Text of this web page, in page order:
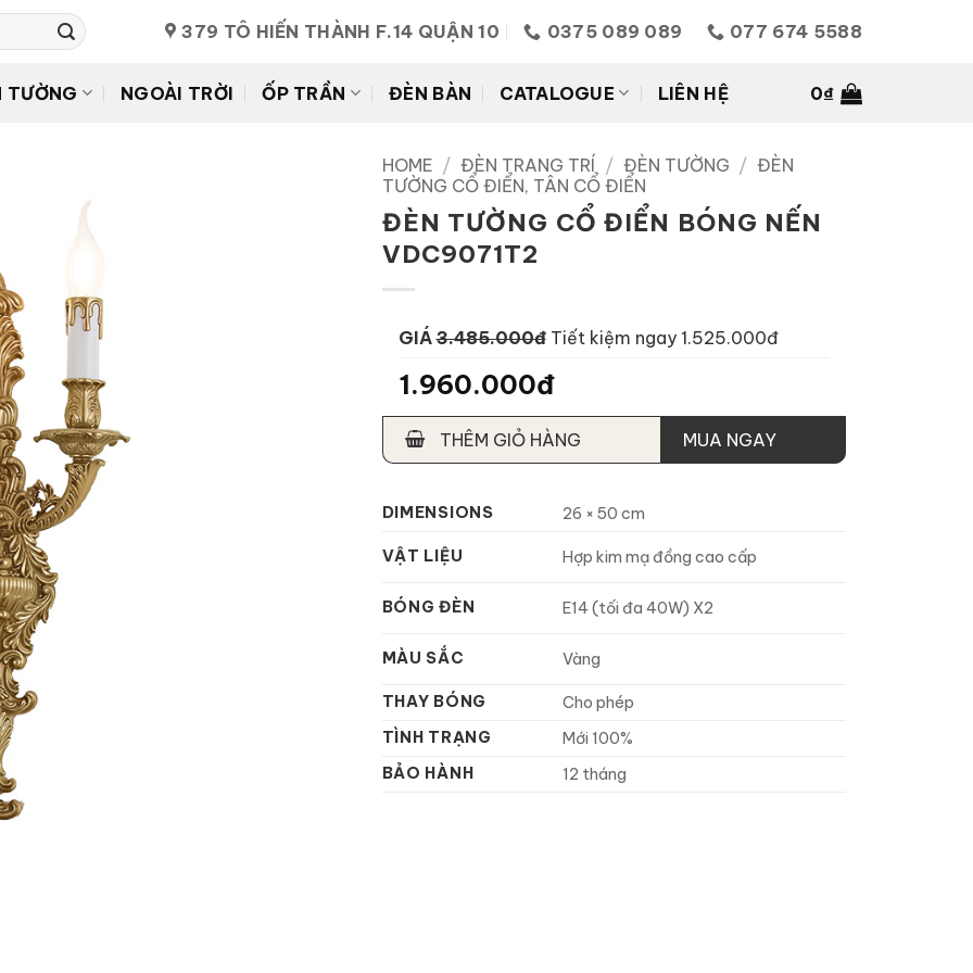
379 TÔ HIẾN THÀNH F.14 QUẬN 10 0375 089 089 077 674 5588
TƯỜNG NGOÀI TRỜI ỐP TRẦN ĐÈN BÀN CATALOGUE LIÊN HỆ 0₫
HOME / ĐÈN TRANG TRÍ / ĐÈN TƯỜNG / ĐÈN
TƯỜNG CỔ ĐIỂN, TÂN CỔ ĐIỂN
ĐÈN TƯỜNG CỔ ĐIỂN BÓNG NẾN
VDC9071T2
GIÁ3.485.000đ Tiết kiệm ngay 1.525.000đ
1.960.000đ
THÊM GIỎ HÀNG MUA NGAY
DIMENSIONS 26 × 50 cm
VẬT LIỆU Hợp kim mạ đồng cao cấp
BÓNG ĐÈN E14 (tối đa 40W) X2
MÀU SẮC Vàng
THAY BÓNG
Cho phép
TÌNH TRẠNG
Mới 100%
BẢO HÀNH
12 tháng